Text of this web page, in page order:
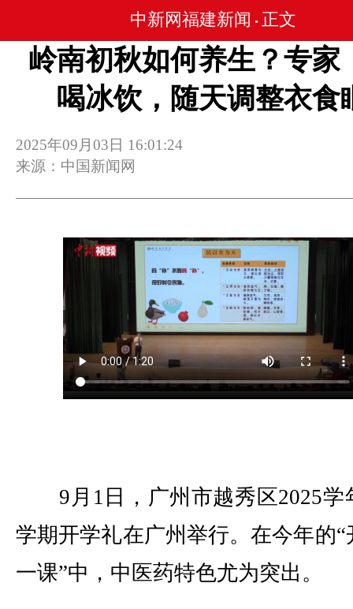
中新网福建新闻 • 正文
岭南初秋如何养生？专家
喝冰饮，随天调整衣食
2025年09月03日 16:01:24
来源：中国新闻网
9月1日，广州市越秀区2025学
学期开学礼在广州举行。在今年的“
一课”中，中医药特色尤为突出。